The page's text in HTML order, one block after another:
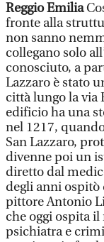
Reggio Emilia
fronte alla
non sanno
collegano solo
conosciuto, a
Lazzaro è stato
città lungo la via
edificio ha una
nel 1217,
San Lazzaro,
divenne poi un
diretto dal
degli anni ospitò
pittore Antonio
che oggi ospita
psichiatra e